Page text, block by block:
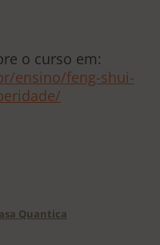
o curso em:
ensino/feng-shui-
Quantica